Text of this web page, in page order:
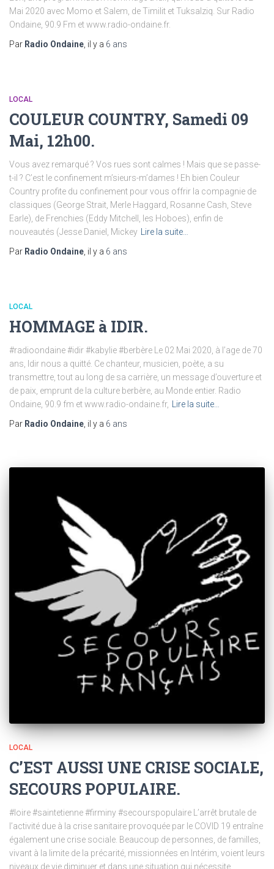
Mai 2020 avec Momo et Salem, de Timilit et Tuksalziq. Sur Radio
Ondaine, 90.9 Fm et www.radio-ondaine.fr.
Par Radio Ondaine , il y a 6 ans
LOCAL
COULEUR COUNTRY, Samedi 09
Mai, 12h00.
Vous avez remarqué ? Vos rues sont calmes ! Mais que se passe-
t-il ? C’est le confinement m’sieurs-m’dames ! Eh bien Couleur
Country profite du confinement pour vous offrir la compagnie de
classiques (George Strait, Merle Haggard, Rosanne Cash, Steve
Earle), de Frenchies (Eddy Mitchell, les Hoboes), enfin de
nouveautés (Jesse Daniel, Mickey
Lire la suite…
Par Radio Ondaine , il y a 6 ans
LOCAL
HOMMAGE à IDIR.
#radioondaine #idir #kabylie #berbère Le 02 Mai 2020, à l’age de 70
ans, Idir nous a quitté. Ce chanteur, musicien, poète, a su
transmettre, tout au long de sa carrière, un message d’ouverture et
de paix, emprunt de la culture berbère, au Monde entier. Radio
Ondaine, 90.9 fm et www.radio-ondaine.fr,
Lire la suite…
Par Radio Ondaine , il y a 6 ans
LOCAL
C’EST AUSSI UNE CRISE SOCIALE,
SECOURS POPULAIRE.
#loire #saintetienne #firminy #secourspopulaire L’arrêt brutale de
l’activité due à la crise sanitaire provoquée par le COVID 19 entraîne
également une crise sociale. Beaucoup de personnes, de familles,
vivant à la limite de la précarité, missionnées en Intérim, voient leurs
niveaux de vie diminuer et dans une situation qui nécessite